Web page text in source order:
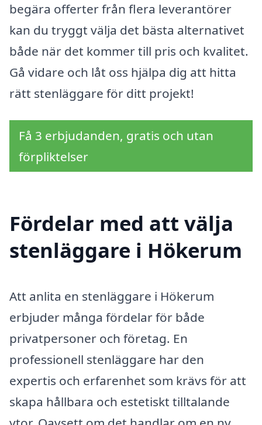
begära offerter från flera leverantörer
kan du tryggt välja det bästa alternativet
både när det kommer till pris och kvalitet.
Gå vidare och låt oss hjälpa dig att hitta
rätt stenläggare för ditt projekt!
Få 3 erbjudanden, gratis och utan
förpliktelser
Fördelar med att välja
stenläggare i Hökerum
Att anlita en stenläggare i Hökerum
erbjuder många fördelar för både
privatpersoner och företag. En
professionell stenläggare har den
expertis och erfarenhet som krävs för att
skapa hållbara och estetiskt tilltalande